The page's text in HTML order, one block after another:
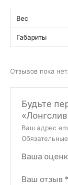
Вес
Габариты
Отзывов пока нет.
Будьте
Ваш адрес
Ваша
Ваш отзыв *